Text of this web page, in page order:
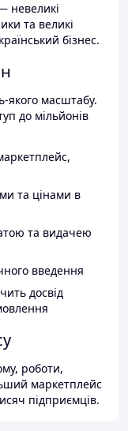
невеликі
та великі
бізнес.
якого масштабу.
до мільйонів
та цінами в
та видачею
введення
досвід
роботи,
маркетплейс
підприємців.